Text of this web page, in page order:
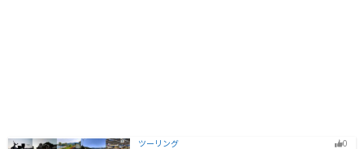
ツーリング 0